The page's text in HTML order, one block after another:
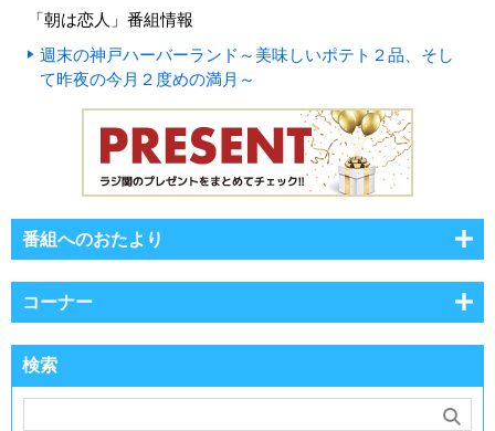
「朝は恋人」番組情報
週末の神戸ハーバーランド～美味しいポテト２品、そし
て昨夜の今月２度めの満月～
番組へのおたより
コーナー
検索